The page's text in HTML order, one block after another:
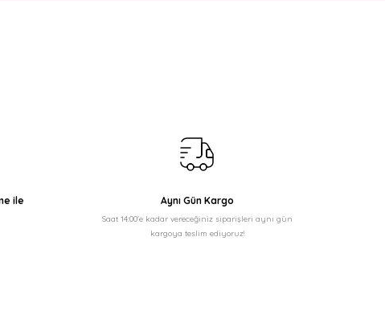
ile
Aynı Gün Kargo
Saat 14:00'e kadar vereceğiniz siparişleri aynı gün
kargoya teslim ediyoruz!